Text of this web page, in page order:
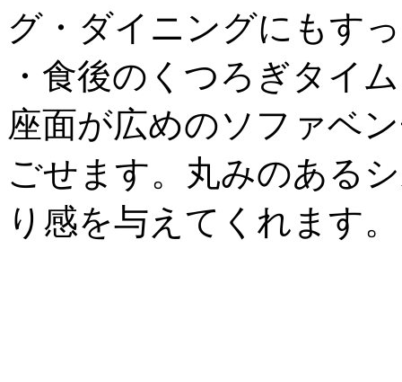
グ・ダイニングにもす
・食後のくつろぎタイ
座面が広めのソファベ
ごせます。丸みのある
り感を与えてくれます。